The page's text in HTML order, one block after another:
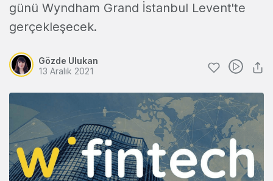
günü Wyndham Grand İstanbul Levent'te
gerçekleşecek.
Gözde Ulukan
13 Aralık 2021